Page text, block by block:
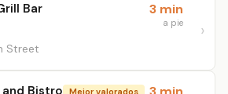
Bar
Street
3 min
a pie
Bistro Mejor valorados